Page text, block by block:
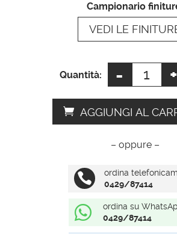
Campionario
VEDI LE
Quantità: -
Specchio
cornice
argento
+
AGGIUNGI AL
– oppure –

ordina
0429/87414

ordina su
0429/87414